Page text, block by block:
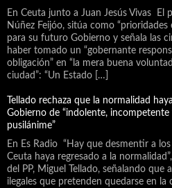
En Ceuta junto a Juan Jesús Vivas El
Núñez Feijóo, sitúa como “prioridades
para su futuro Gobierno y señala las
haber tomado un “gobernante
obligación” en “la mera buena
ciudad”: “Un Estado […]
Tellado rechaza que la normalidad
Gobierno de “indolente, incompetente
pusilánime”
En Es Radio “Hay que desmentir a
Ceuta haya regresado a la
del PP, Miguel Tellado, señalando que
ilegales que pretenden quedarse en la